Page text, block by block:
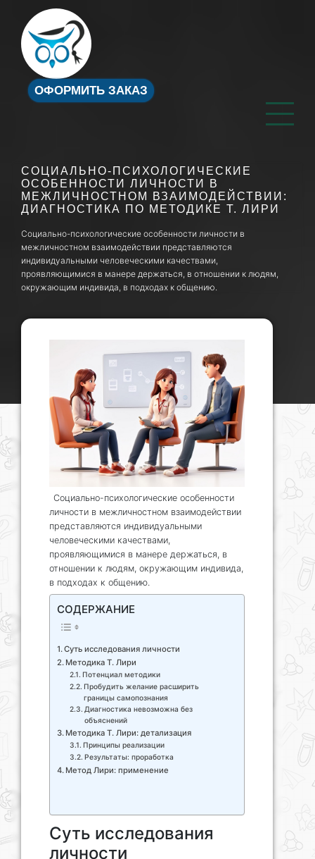
ОФОРМИТЬ ЗАКАЗ
СОЦИАЛЬНО-ПСИХОЛОГИЧЕСКИЕ
ОСОБЕННОСТИ ЛИЧНОСТИ В
МЕЖЛИЧНОСТНОМ ВЗАИМОДЕЙСТВИИ:
ДИАГНОСТИКА ПО МЕТОДИКЕ Т. ЛИРИ
Социально-психологические особенности личности в
межличностном взаимодействии представляются
индивидуальными человеческими качествами,
проявляющимися в манере держаться, в отношении к людям,
окружающим индивида, в подходах к общению.
Социально-психологические особенности
личности в межличностном взаимодействии
представляются индивидуальными
человеческими качествами,
проявляющимися в манере держаться, в
отношении к людям, окружающим индивида,
в подходах к общению.
СОДЕРЖАНИЕ
Суть исследования личности
Методика Т. Лири
Потенциал методики
Пробудить желание расширить
границы самопознания
Диагностика невозможна без
объяснений
Методика Т. Лири: детализация
Принципы реализации
Результаты: проработка
Метод Лири: применение
Суть исследования
личности